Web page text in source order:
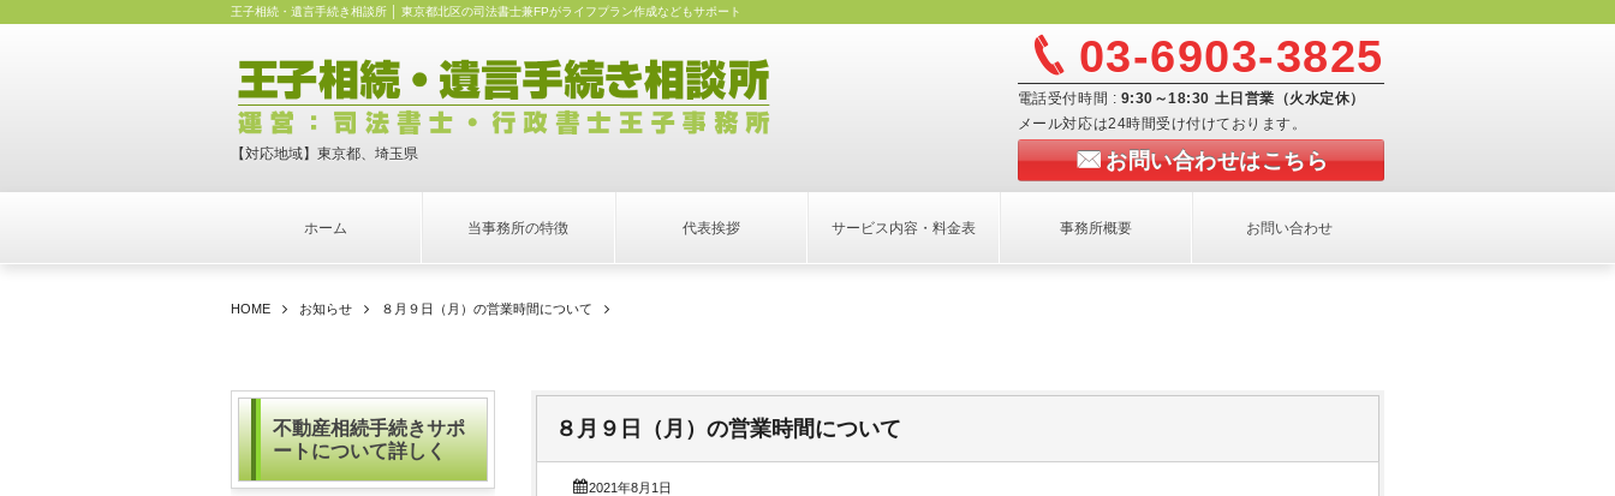
王子相続・遺言手続き相談所 │ 東京都北区の司法書士兼FPがライフプラン作成などもサポート
【対応地域】東京都、埼玉県
03-6903-3825
電話受付時間 : 9:30～18:30 土日営業（火水定休）
メール対応は24時間受け付けております。
お問い合わせはこちら
ホーム 当事務所の特徴 代表挨拶 サービス内容・料金表 事務所概要 お問い合わせ
HOME お知らせ ８月９日（月）の営業時間について
８月９日（月）の営業時間について
2021年8月1日
不動産相続手続きサポ
ートについて詳しく